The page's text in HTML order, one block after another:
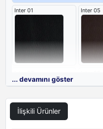
Inter 01 Inter 05
... devamını göster
İlişkili Ürünler